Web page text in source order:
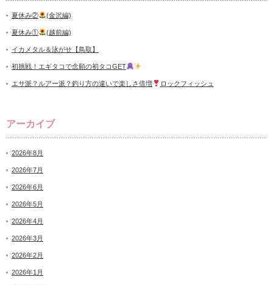
夏休み② (金沢編)
夏休み① (越前編)
イカメタル＆泳がせ【鳥取】
初挑戦！エギタコで念願の初タコGET
エサ派？ルアー派？釣り方の違いで楽しさ倍増 ロックフィッシュ
アーカイブ
2026年8月
2026年7月
2026年6月
2026年5月
2026年4月
2026年3月
2026年2月
2026年1月